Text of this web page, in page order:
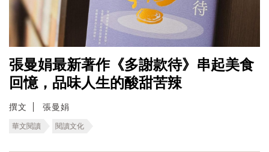
張曼娟最新著作《多謝款待》串起美食
回憶，品味人生的酸甜苦辣
撰文 張曼娟
華文閱讀 閱讀文化